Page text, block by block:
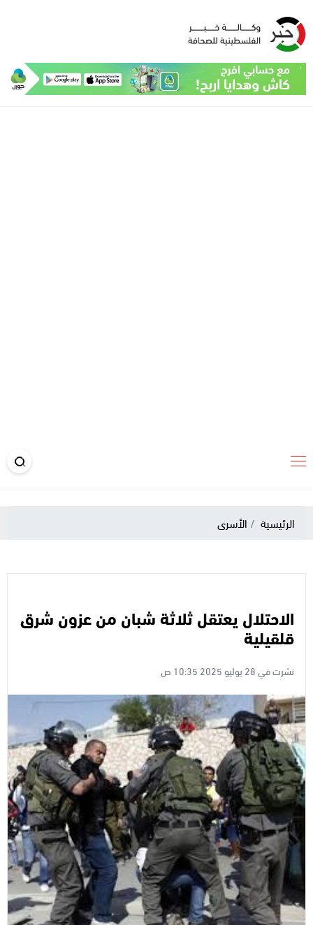
الرئيسية الأسرى
الاحتلال يعتقل ثلاثة شبان من عزون شرق
قلقيلية
نشرت في 28 يوليو 2025 10:35 ص